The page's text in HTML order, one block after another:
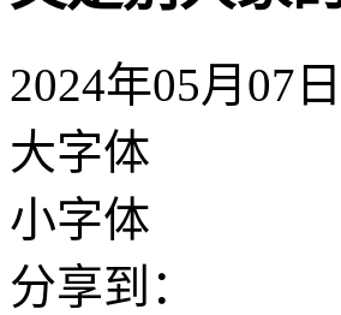
2024年05月07
大字体
小字体
分享到：